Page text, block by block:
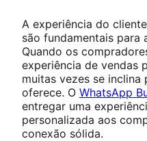
A experiência do
são fundamentais para
Quando os
experiência de vendas
muitas vezes se inclina
oferece. O WhatsApp
entregar uma
personalizada aos
conexão sólida.